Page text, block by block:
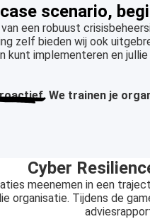
scenario,
een robuust
zelf bieden wij ook
kunt implementeren en
We trainen je
Cyber
meenemen in een
organisatie. Tijdens de